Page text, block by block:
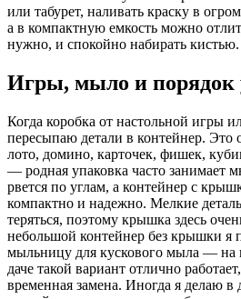
или табурет, наливать краску в
а в компактную емкость можно
нужно, и спокойно набирать кистью.
Игры, мыло и порядок
Когда коробка от настольной игры
пересыпаю детали в контейнер. Это
лото, домино, карточек, фишек,
— родная упаковка часто занимает
рвется по углам, а контейнер с
компактно и надежно. Мелкие
теряться, поэтому крышка здесь
небольшой контейнер без крышки я
мыльницу для кускового мыла — на
даче такой вариант отлично
временная замена. Иногда я делаю в